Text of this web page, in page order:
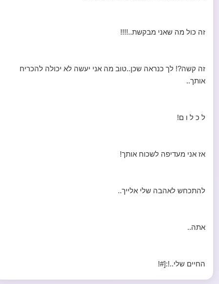
זה כול מה שאני מבקשת..!!!!
זה קשה?! לך כנראה שכן..טוב מה אני יעשה לא יכולה להכריח
אותך..
ל כ ל ו ם!
אז אני מעדיפה לשכוח אותך!
להתכחש לאהבה שלי אלייך..
אתה..
החיים שלי..!:[#!